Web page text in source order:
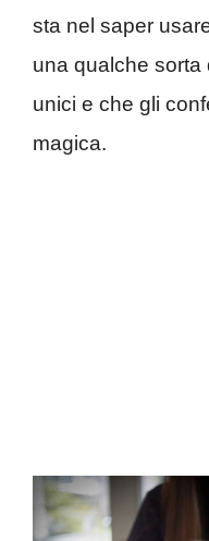
sta nel saper
una qualche sorta
unici e che gli
magica.